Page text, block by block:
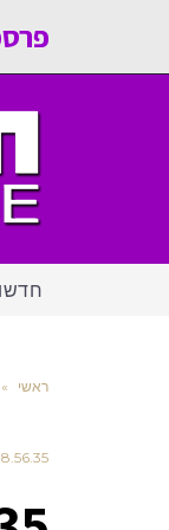
פרסמו
ראשי »